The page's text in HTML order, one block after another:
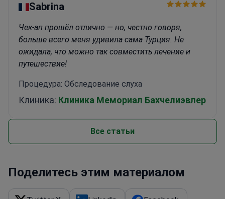
Sabrina
Чек-ап прошёл отлично — но, честно говоря,
больше всего меня удивила сама Турция. Не
ожидала, что можно так совместить лечение и
путешествие!
Процедура: Обследование слуха
Клиника: Клиника Мемориал Бахчелиэвлер
Все статьи
Поделитесь этим материалом